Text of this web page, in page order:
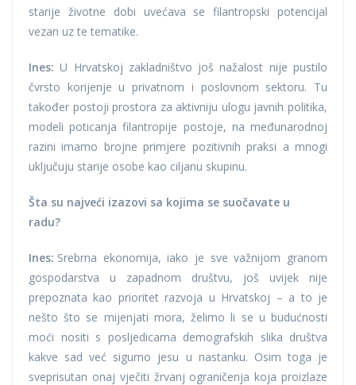
starije životne dobi uvećava se filantropski potencijal
vezan uz te tematike.
Ines: U Hrvatskoj zakladništvo još nažalost nije pustilo
čvrsto korijenje u privatnom i poslovnom sektoru. Tu
također postoji prostora za aktivniju ulogu javnih politika,
modeli poticanja filantropije postoje, na međunarodnoj
razini imamo brojne primjere pozitivnih praksi a mnogi
uključuju starije osobe kao ciljanu skupinu.
Šta su najveći izazovi sa kojima se suočavate u
radu?
Ines: Srebrna ekonomija, iako je sve važnijom granom
gospodarstva u zapadnom društvu, još uvijek nije
prepoznata kao prioritet razvoja u Hrvatskoj – a to je
nešto što se mijenjati mora, želimo li se u budućnosti
moći nositi s posljedicama demografskih slika društva
kakve sad već sigurno jesu u nastanku. Osim toga je
sveprisutan onaj vječiti žrvanj ograničenja koja proizlaze